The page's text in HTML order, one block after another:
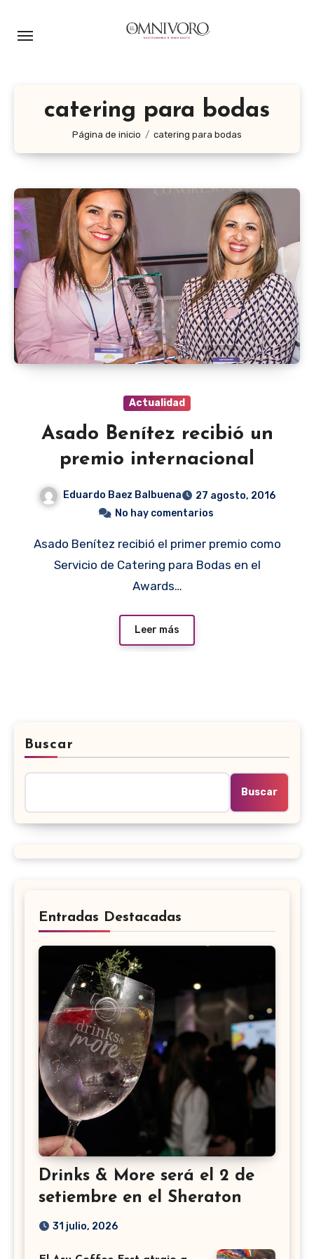
catering para bodas
Página de inicio catering para bodas
Actualidad
Asado Benítez recibió un
premio internacional
Eduardo Baez Balbuena
27 agosto, 2016
No hay comentarios
Asado Benítez recibió el primer premio como
Servicio de Catering para Bodas en el
Awards…
Leer más
Buscar
Buscar
Entradas Destacadas
Drinks & More será el 2 de
setiembre en el Sheraton
31 julio, 2026